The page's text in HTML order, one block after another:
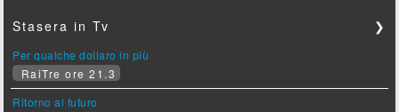
Stasera in Tv ❯
Per qualche dollaro in più
RaiTre ore 21.3
Ritorno al futuro